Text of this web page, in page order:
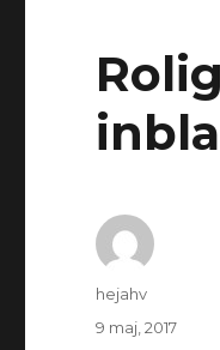
Författare
hejahv
Postat
9 maj, 2017